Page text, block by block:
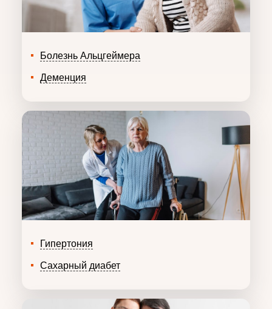
Болезнь Альцгеймера
Деменция
Гипертония
Сахарный диабет